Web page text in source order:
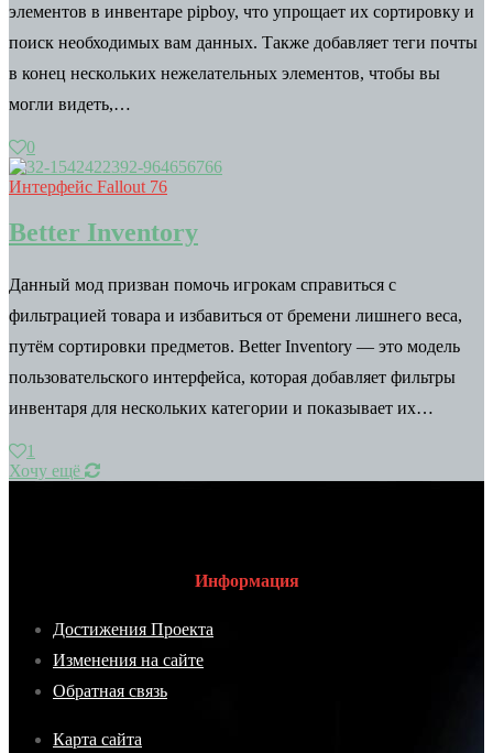
элементов в инвентаре pipboy, что упрощает их сортировку и
поиск необходимых вам данных. Также добавляет теги почты
в конец нескольких нежелательных элементов, чтобы вы
могли видеть,…
0
Интерфейс Fallout 76
Better Inventory
Данный мод призван помочь игрокам справиться с
фильтрацией товара и избавиться от бремени лишнего веса,
путём сортировки предметов. Better Inventory — это модель
пользовательского интерфейса, которая добавляет фильтры
инвентаря для нескольких категории и показывает их…
1
Хочу ещё
Информация
Достижения Проекта
Изменения на сайте
Обратная связь
Карта сайта